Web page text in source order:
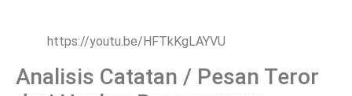
https://youtu.be/HFTkKgLAYVU
Analisis Catatan / Pesan Teror